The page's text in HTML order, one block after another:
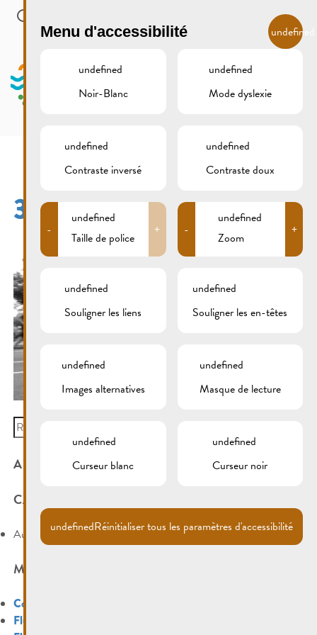
Skip to main content
MENU
309B9597SW
Search
for:
ARCHIVES
CATÉGORIES
Aucune catégorie
MÉTA
Connexion
Flux des publications
Menu d'accessibilité undefined
undefined
Noir-Blanc
undefined
Mode dyslexie
undefined
Contraste inversé
undefined
Contraste doux
-
undefined
Taille de police
+ -
undefined
Zoom
+
undefined
Souligner les liens
undefined
Souligner les en-têtes
undefined
Images alternatives
undefined
Masque de lecture
undefined
Curseur blanc
undefined
Curseur noir
undefinedRéinitialiser tous les paramètres d'accessibilité